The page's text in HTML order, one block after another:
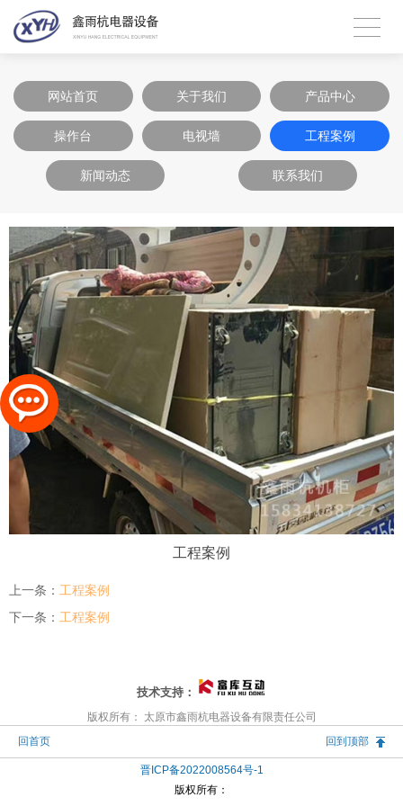
网站首页 关于我们 产品中心
操作台 电视墙 工程案例
新闻动态 联系我们
工程案例
上一条： 工程案例
下一条： 工程案例
技术支持：
版权所有： 太原市鑫雨杭电器设备有限责任公司
回首页
回到顶部
晋ICP备2022008564号-1
版权所有：